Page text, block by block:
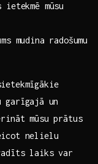
mūsu
mudina radošumu⁣
garīgajā⁤ un
mūsu ⁤prātus
nelielu
laiks var